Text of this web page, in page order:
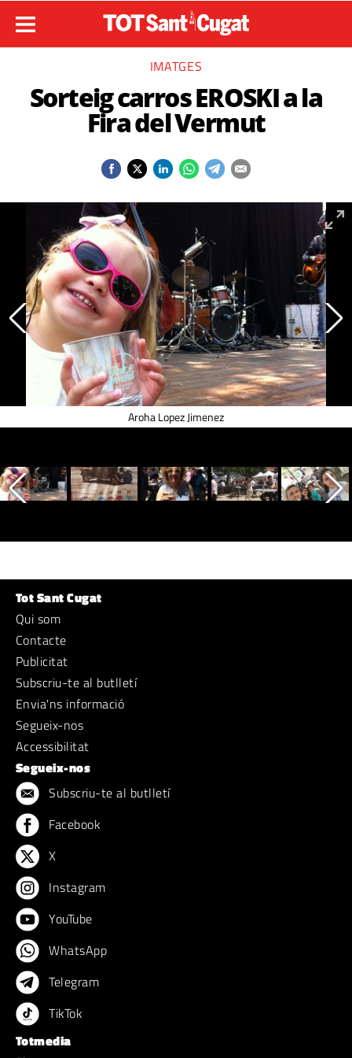
IMATGES
Sorteig carros EROSKI a la
Fira del Vermut
Aroha Lopez Jimenez
Tot Sant Cugat
Qui som
Contacte
Publicitat
Subscriu-te al butlletí
Envia'ns informació
Segueix-nos
Accessibilitat
Segueix-nos
Subscriu-te al butlletí
Facebook
X
Instagram
YouTube
WhatsApp
Telegram
TikTok
Totmedia